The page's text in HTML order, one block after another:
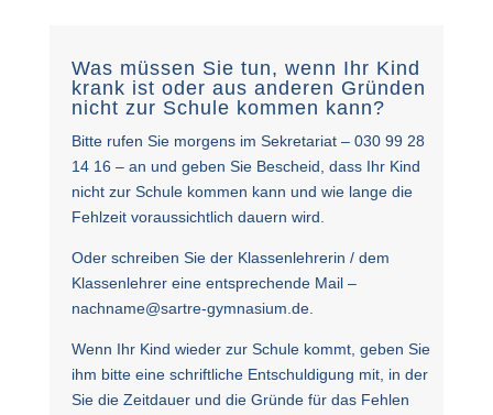
Was müssen Sie tun, wenn Ihr Kind
krank ist oder aus anderen Gründen
nicht zur Schule kommen kann?
Bitte rufen Sie morgens im Sekretariat – 030 99 28
14 16 – an und geben Sie Bescheid, dass Ihr Kind
nicht zur Schule kommen kann und wie lange die
Fehlzeit voraussichtlich dauern wird.
Oder schreiben Sie der Klassenlehrerin / dem
Klassenlehrer eine entsprechende Mail –
nachname@sartre-gymnasium.de.
Wenn Ihr Kind wieder zur Schule kommt, geben Sie
ihm bitte eine schriftliche Entschuldigung mit, in der
Sie die Zeitdauer und die Gründe für das Fehlen